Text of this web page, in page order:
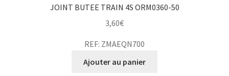
JOINT BUTEE TRAIN 4S ORM0360-50
3,60€
REF: ZMAEQN700
Ajouter au panier